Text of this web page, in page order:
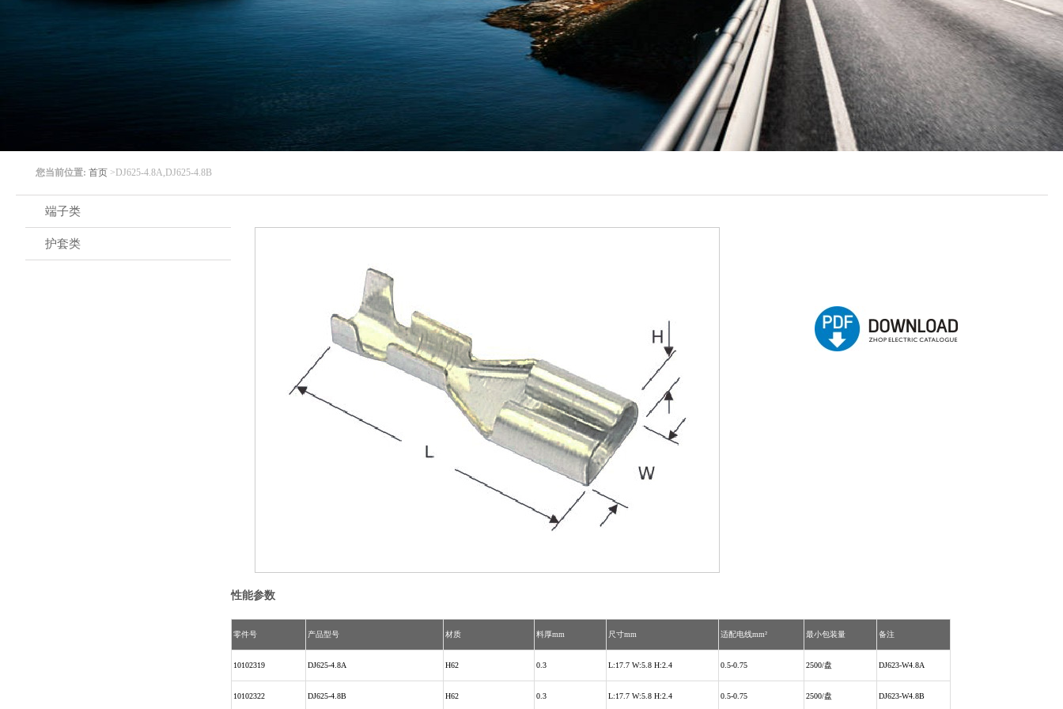
您当前位置: 首页>DJ625-4.8A,DJ625-4.8B
端子类
护套类
性能参数
零件号 产品型号 材质 料厚mm 尺寸mm 适配电线mm² 最小包装量 备注
10102319 DJ625-4.8A H62 0.3 L:17.7 W:5.8 H:2.4 0.5-0.75 2500/盘 DJ623-W4.8A
10102322 DJ625-4.8B H62 0.3 L:17.7 W:5.8 H:2.4 0.5-0.75 2500/盘 DJ623-W4.8B